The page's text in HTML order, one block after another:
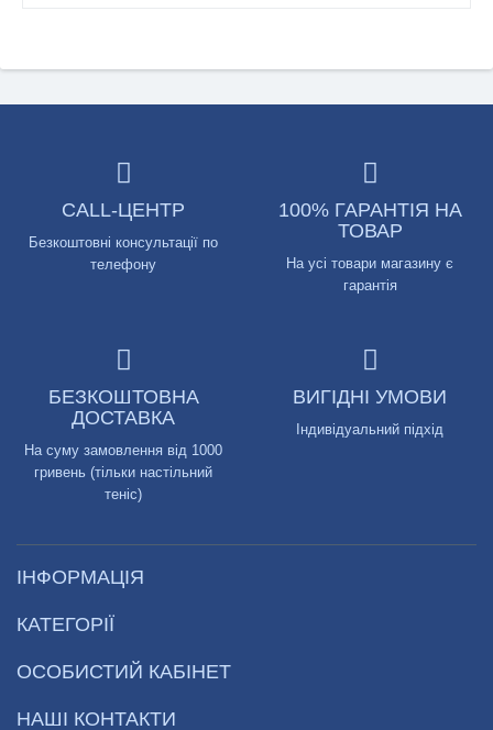
CALL-ЦЕНТР
Безкоштовні консультації по
телефону
100% ГАРАНТІЯ НА
ТОВАР
На усі товари магазину є
гарантія
БЕЗКОШТОВНА
ДОСТАВКА
На суму замовлення від 1000
гривень (тільки настільний
теніс)
ВИГІДНІ УМОВИ
Індивідуальний підхід
ІНФОРМАЦІЯ
КАТЕГОРІЇ
ОСОБИСТИЙ КАБІНЕТ
НАШІ КОНТАКТИ